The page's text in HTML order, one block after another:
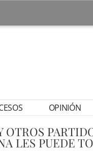
OPINIÓN
LES PUEDE